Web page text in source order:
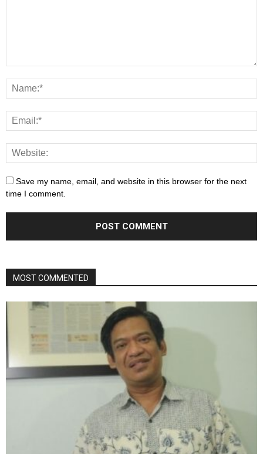
Save my name, email, and website in this browser for the next
time I comment.
MOST COMMENTED